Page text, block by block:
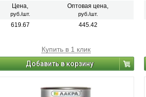
эмали.Цена,
руб./шт.
Оптовая цена,
руб./шт.
619.67 445.42
Купить в 1 клик
Добавить в корзину